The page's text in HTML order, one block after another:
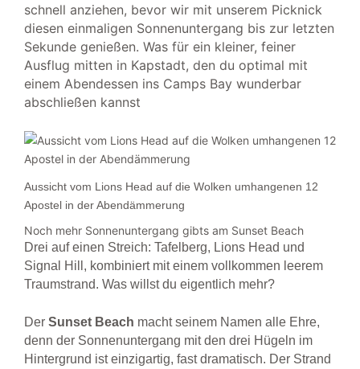
schnell anziehen, bevor wir mit unserem Picknick
diesen einmaligen Sonnenuntergang bis zur letzten
Sekunde genießen. Was für ein kleiner, feiner
Ausflug mitten in Kapstadt, den du optimal mit
einem Abendessen ins Camps Bay wunderbar
abschließen kannst
Aussicht vom Lions Head auf die Wolken umhangenen 12
Apostel in der Abendämmerung
Noch mehr Sonnenuntergang gibts am Sunset Beach
Drei auf einen Streich: Tafelberg, Lions Head und
Signal Hill, kombiniert mit einem vollkommen leerem
Traumstrand. Was willst du eigentlich mehr?
Der Sunset Beach macht seinem Namen alle Ehre,
denn der Sonnenuntergang mit den drei Hügeln im
Hintergrund ist einzigartig, fast dramatisch. Der Strand